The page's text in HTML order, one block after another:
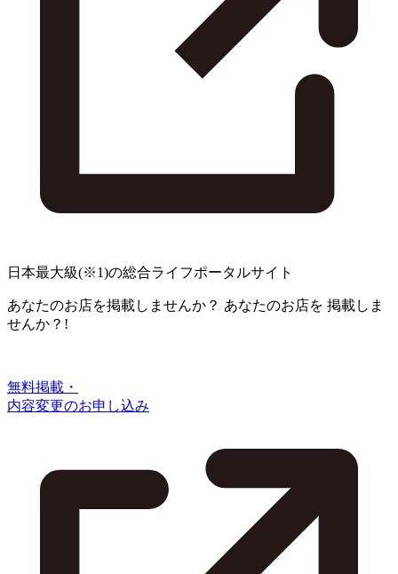
日本最大級(※1)の総合ライフポータルサイト
あなたのお店を掲載しませんか？ あなたのお店を 掲載しま
せんか？!
無料掲載・
内容変更のお申し込み